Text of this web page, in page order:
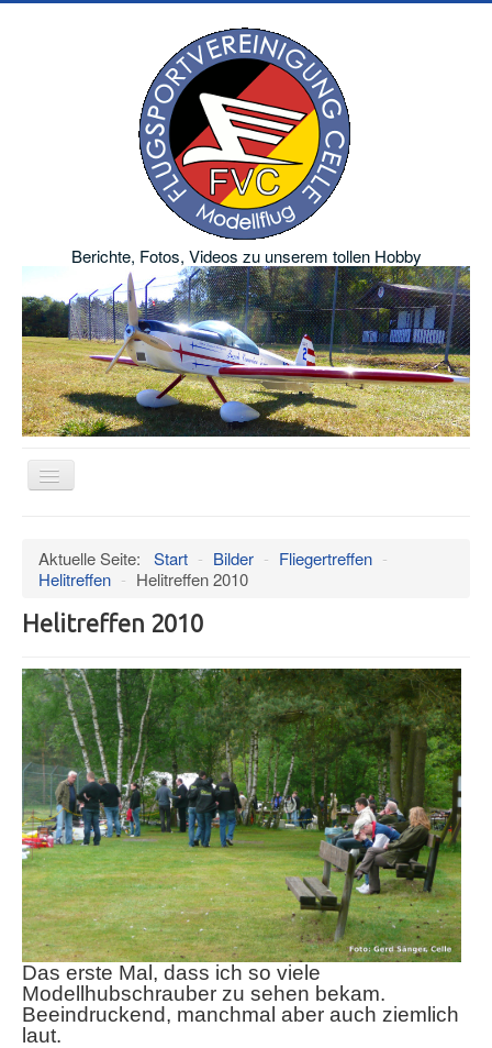
Berichte, Fotos, Videos zu unserem tollen Hobby
Navigation
an/aus
Datenschutz
Wind
Hangar
Bilder
Videos
Museum
Mitglieder
Presseschau
Ältere Artikel
Aktuelle Seite: Start - Bilder - Fliegertreffen -
Helitreffen - Helitreffen 2010
Helitreffen 2010
Das erste Mal, dass ich so viele
Modellhubschrauber zu sehen bekam.
Beeindruckend, manchmal aber auch ziemlich
laut.